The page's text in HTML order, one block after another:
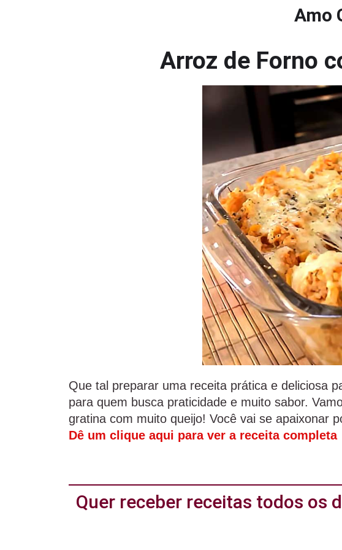
Amo
Arroz de Forno
Que tal preparar uma receita prática e deliciosa
para quem busca praticidade e muito sabor.
gratina com muito queijo! Você vai se apaixonar
Dê um clique aqui para ver a receita completa
Quer receber receitas todos os